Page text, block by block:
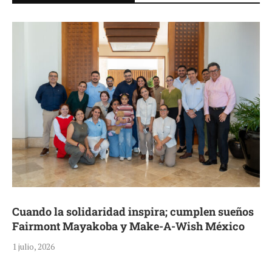
Cuando la solidaridad inspira; cumplen sueños
Fairmont Mayakoba y Make-A-Wish México
1 julio, 2026